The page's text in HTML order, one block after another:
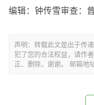
编辑：钟传雪审查：
声明：转载此文是出于传
犯了您的合法权益，请作
正、删除，谢谢。 邮箱地